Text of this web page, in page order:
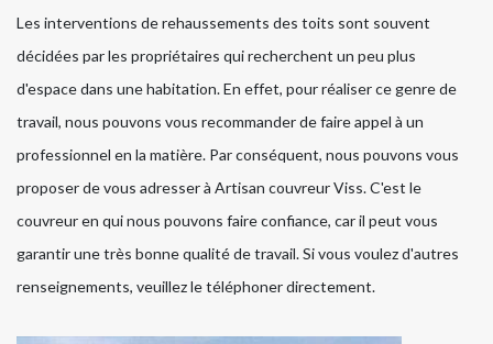
Les interventions de rehaussements des toits sont souvent
décidées par les propriétaires qui recherchent un peu plus
d'espace dans une habitation. En effet, pour réaliser ce genre de
travail, nous pouvons vous recommander de faire appel à un
professionnel en la matière. Par conséquent, nous pouvons vous
proposer de vous adresser à Artisan couvreur Viss. C'est le
couvreur en qui nous pouvons faire confiance, car il peut vous
garantir une très bonne qualité de travail. Si vous voulez d'autres
renseignements, veuillez le téléphoner directement.